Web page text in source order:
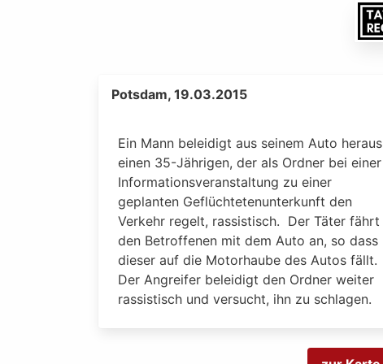
Potsdam, 19.03.2015
Ein Mann beleidigt aus seinem Auto heraus
einen 35-Jährigen, der als Ordner bei einer
Informationsveranstaltung zu einer
geplanten Geflüchtetenunterkunft den
Verkehr regelt, rassistisch. Der Täter fährt
den Betroffenen mit dem Auto an, so dass
dieser auf die Motorhaube des Autos fällt.
Der Angreifer beleidigt den Ordner weiter
rassistisch und versucht, ihn zu schlagen.